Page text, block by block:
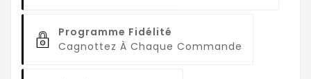
Programme Fidélité
Cagnottez À Chaque Commande